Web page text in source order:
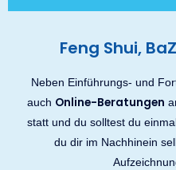
Feng Shui,
Neben Einführungs- und
auch Online-Beratungen
statt und du solltest du
du dir im Nachhinein